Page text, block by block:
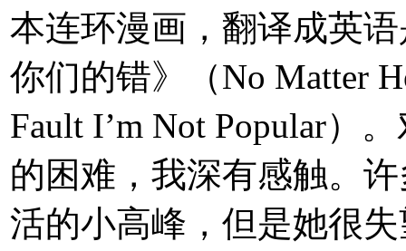
本连环漫画，翻译成英
你们的错》（No Matter
Fault I’m Not Popular）
的困难，我深有感触。
活的小高峰，但是她很